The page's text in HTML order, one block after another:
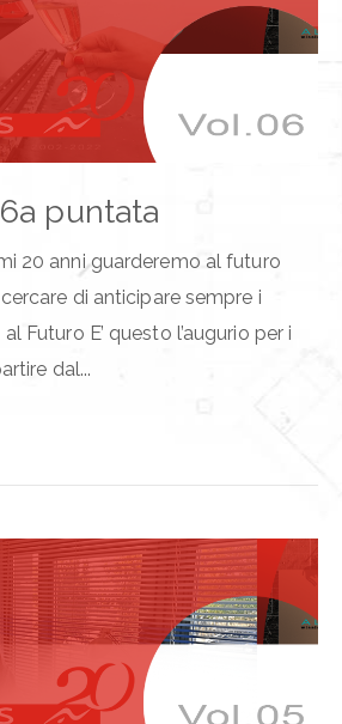
puntata
20 anni guarderemo al futuro
di anticipare sempre i
Futuro E’ questo l’augurio per i
dal...